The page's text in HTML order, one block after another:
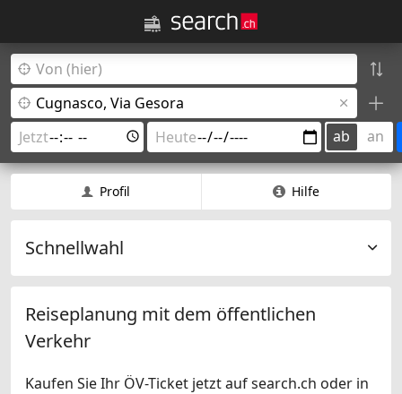
ab an
Profil Hilfe
Schnellwahl
Reiseplanung mit dem öffentlichen
Verkehr
Kaufen Sie Ihr ÖV-Ticket jetzt auf search.ch oder in